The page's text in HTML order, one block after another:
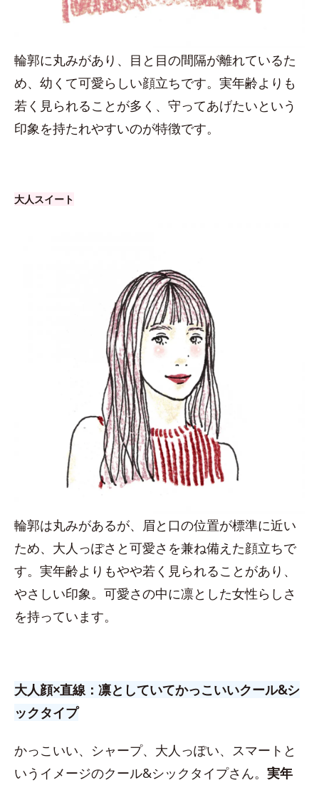
輪郭に丸みがあり、目と目の間隔が離れているた
め、幼くて可愛らしい顔立ちです。実年齢よりも
若く見られることが多く、守ってあげたいという
印象を持たれやすいのが特徴です。
大人スイート
輪郭は丸みがあるが、眉と口の位置が標準に近い
ため、大人っぽさと可愛さを兼ね備えた顔立ちで
す。実年齢よりもやや若く見られることがあり、
やさしい印象。可愛さの中に凛とした女性らしさ
を持っています。
大人顔×直線：凛としていてかっこいいクール&シ
ックタイプ
かっこいい、シャープ、大人っぽい、スマートと
いうイメージのクール&シックタイプさん。 実年